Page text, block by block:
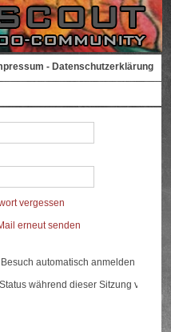
- Datenschutzerklärung
vergessen
erneut senden
automatisch anmelden
während dieser Sitzung